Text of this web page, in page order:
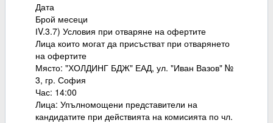
Дата
Брой месеци
ІV.3.7) Условия при отваряне на офертите
Лица които могат да присъстват при отварянето
на офертите
Място: "ХОЛДИНГ БДЖ" ЕАД, ул. "Иван Вазов" №
3, гр. София
Час: 14:00
Лица: Упълномощени представители на
кандидатите при действията на комисията по чл.